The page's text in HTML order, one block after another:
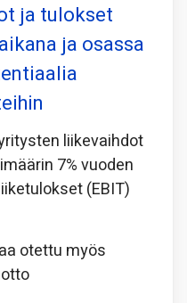
ja tulokset
ja osassa
liikevaihdot
7% vuoden
(EBIT)
otettu myös